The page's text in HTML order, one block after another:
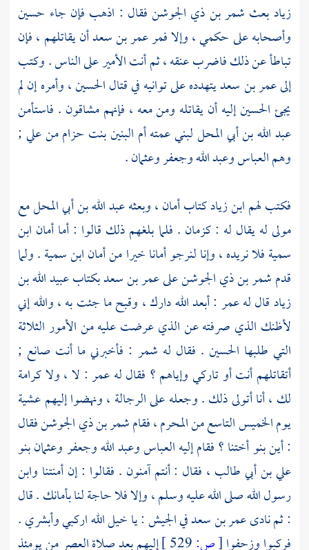
زيادبعث شمر بن ذي الجوشنفقال : اذهب فإن جاء حسين
وأصحابه على حكمي ، وإلا فمرعمر بن سعدأن يقاتلهم ، فإن
تباطأ عن ذلك فاضرب عنقه ، ثم أنت الأمير على الناس . وكتب
إلىعمر بن سعديتهدده على توانيه في قتالالحسين، وأمره إن لم
يجئالحسينإليه أن يقاتله ومن معه ، فإنهم مشاقون . فاستأمن
عبد الله بن أبي المحللبني عمتهأم البنين بنت حزاممنعلي;
وهمالعباسوعبد اللهوجعفروعثمان.
فكتب لهمابن زيادكتاب أمان ، وبعثهعبد الله بن أبي المحلمع
مولى له يقال له :كزمان . فلما بلغهم ذلك قالوا : أما أمان ابن
سميةفلا نريده ، وإنا لنرجو أمانا خيرا من أمانابن سمية. ولما
قدمشمر بن ذي الجوشنعلىعمر بن سعدبكتابعبيد الله بن
زيادقال لهعمر : أبعد الله دارك ، وقبح ما جئت به ، والله إني
لأظنك الذي صرفته عن الذي عرضت عليه من الأمور الثلاثة
التي طلبها الحسين . فقال له شمر : فأخبرني ما أنت صانع ;
أتقاتلهم أنت أو تاركي وإياهم ؟ فقال لهعمر: لا ، ولا كرامة
لك ، أنا أتولى ذلك . وجعله على الرجالة ، ونهضوا إليهم عشية
يوم الخميس التاسع من المحرم ، فقامشمر بن ذي الجوشنفقال
: أين بنو أختنا ؟ فقام إليهالعباسوعبد اللهوجعفروعثمانبنو
علي بن أبي طالب ، فقال : أنتم آمنون . فقالوا : إن أمنتنا وابن
رسول الله صلى الله عليه وسلم ، وإلا فلا حاجة لنا بأمانك . قال
: ثم نادىعمر بن سعدفي الجيش : يا خيل الله اركبي وأبشري .
فركبوا وزحفوا[ص: إليهم بعد صلاة العصر من يومئذ